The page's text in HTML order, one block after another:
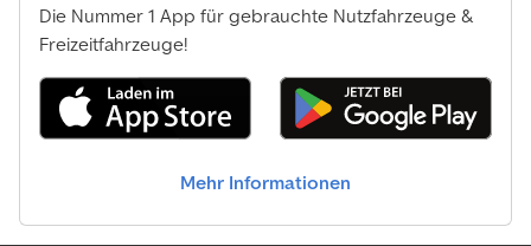
Die Nummer 1 App für gebrauchte Nutzfahrzeuge &
Freizeitfahrzeuge!
Mehr Informationen